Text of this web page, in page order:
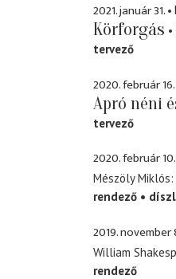
2021. január 31.
Körforgás
tervező
2020. február 16.
Apró néni
tervező
2020. február 10.
Mészöly Miklós
rendező
2019. november
William
rendező